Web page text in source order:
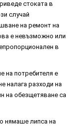
стоката в
случай
на ремонт на
е невъзможно или
в
на потребителя е
налага разходи на
на обезщетяване са
нямаше липса на